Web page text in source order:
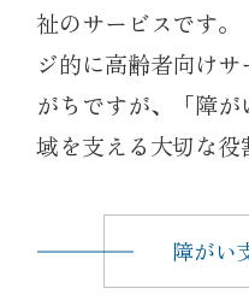
祉のサービスです
ジ的に高齢者向け
がちですが、「障
域を支える大切な役
障がい